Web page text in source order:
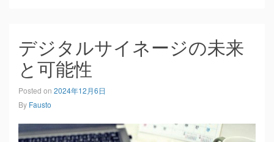
デジタルサイネージの未来
と可能性
Posted on 2024年12月6日
By Fausto